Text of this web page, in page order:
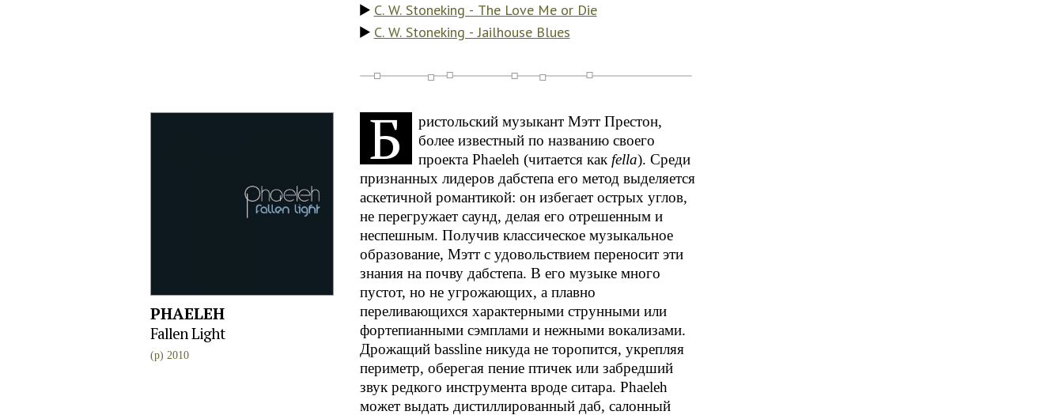
C. W. Stoneking - The Love Me or Die
C. W. Stoneking - Jailhouse Blues
PHAELEH
Fallen Light
(p) 2010
Б
ристольский музыкант Мэтт Престон,
более известный по названию своего
проекта Phaeleh (читается как fella). Среди
признанных лидеров дабстепа его метод выделяется
аскетичной романтикой: он избегает острых углов,
не перегружает саунд, делая его отрешенным и
неспешным. Получив классическое музыкальное
образование, Мэтт с удовольствием переносит эти
знания на почву дабстепа. В его музыке много
пустот, но не угрожающих, а плавно
переливающихся характерными струнными или
фортепианными сэмплами и нежными вокализами.
Дрожащий bassline никуда не торопится, укрепляя
периметр, оберегая пение птичек или забредший
звук редкого инструмента вроде ситара. Phaeleh
может выдать дистиллированный даб, салонный